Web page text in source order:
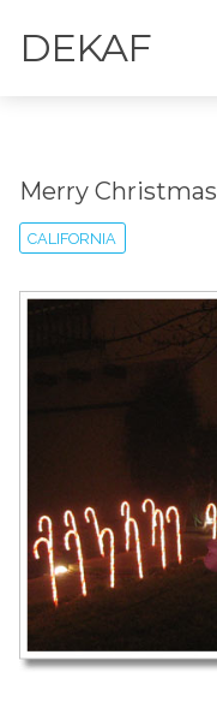
DEKAF
Merry Christmas
CALIFORNIA